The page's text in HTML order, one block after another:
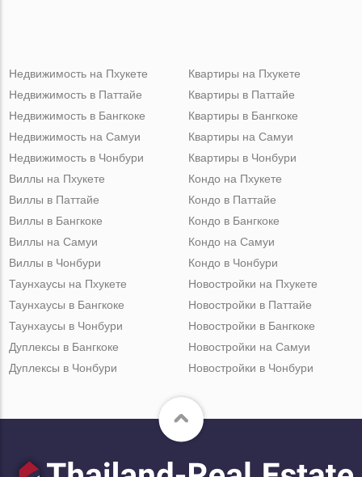
Недвижимость на Пхукете
Недвижимость в Паттайе
Недвижимость в Бангкоке
Недвижимость на Самуи
Недвижимость в Чонбури
Квартиры на Пхукете
Квартиры в Паттайе
Квартиры в Бангкоке
Квартиры на Самуи
Квартиры в Чонбури
Виллы на Пхукете
Виллы в Паттайе
Виллы в Бангкоке
Виллы на Самуи
Виллы в Чонбури
Кондо на Пхукете
Кондо в Паттайе
Кондо в Бангкоке
Кондо на Самуи
Кондо в Чонбури
Таунхаусы на Пхукете
Таунхаусы в Бангкоке
Таунхаусы в Чонбури
Дуплексы в Бангкоке
Дуплексы в Чонбури
Новостройки на Пхукете
Новостройки в Паттайе
Новостройки в Бангкоке
Новостройки на Самуи
Новостройки в Чонбури